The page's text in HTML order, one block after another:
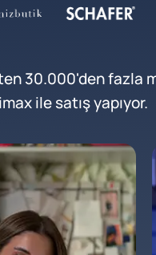
30.000'den fazla
ile satış yapıyor.